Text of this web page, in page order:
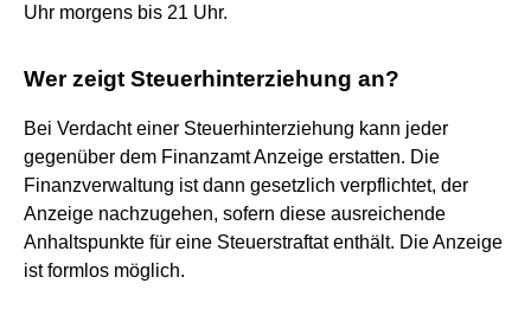
Uhr morgens bis 21 Uhr.
Wer zeigt Steuerhinterziehung an?
Bei Verdacht einer Steuerhinterziehung kann jeder
gegenüber dem Finanzamt Anzeige erstatten. Die
Finanzverwaltung ist dann gesetzlich verpflichtet, der
Anzeige nachzugehen, sofern diese ausreichende
Anhaltspunkte für eine Steuerstraftat enthält. Die Anzeige
ist formlos möglich.